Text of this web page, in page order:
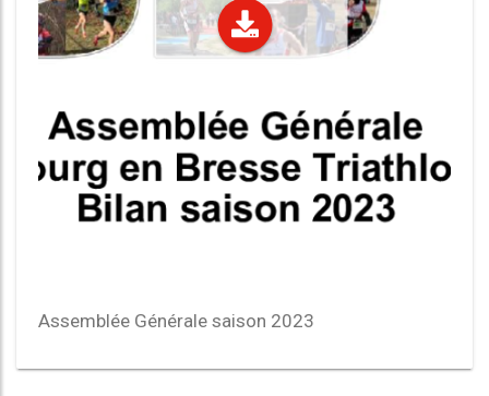
Assemblée Générale saison 2023